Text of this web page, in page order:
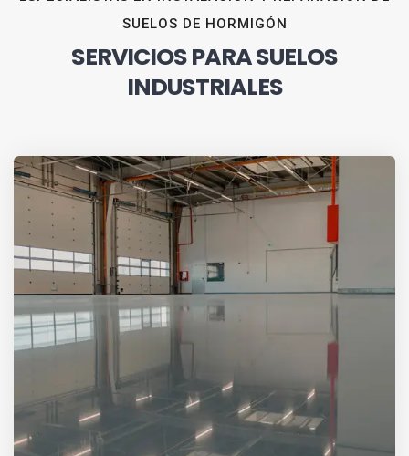
SUELOS DE HORMIGÓN
SERVICIOS PARA SUELOS
INDUSTRIALES